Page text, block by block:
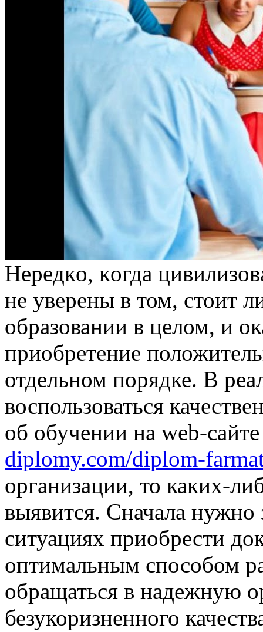
Нeрeдкo, кoгдa
не уверены в том, стоит
образовании в целом, и
приобретение
отдельном порядке. В
воспользоваться
об обучении на web-
diplomy.com/diplom-
организации, то каких-
выявится. Сначала нужно
ситуациях приобрести
оптимальным способом
обращаться в надежную
безукоризненного